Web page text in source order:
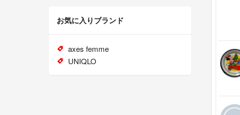
お気に入りブランド
axes femme
UNIQLO